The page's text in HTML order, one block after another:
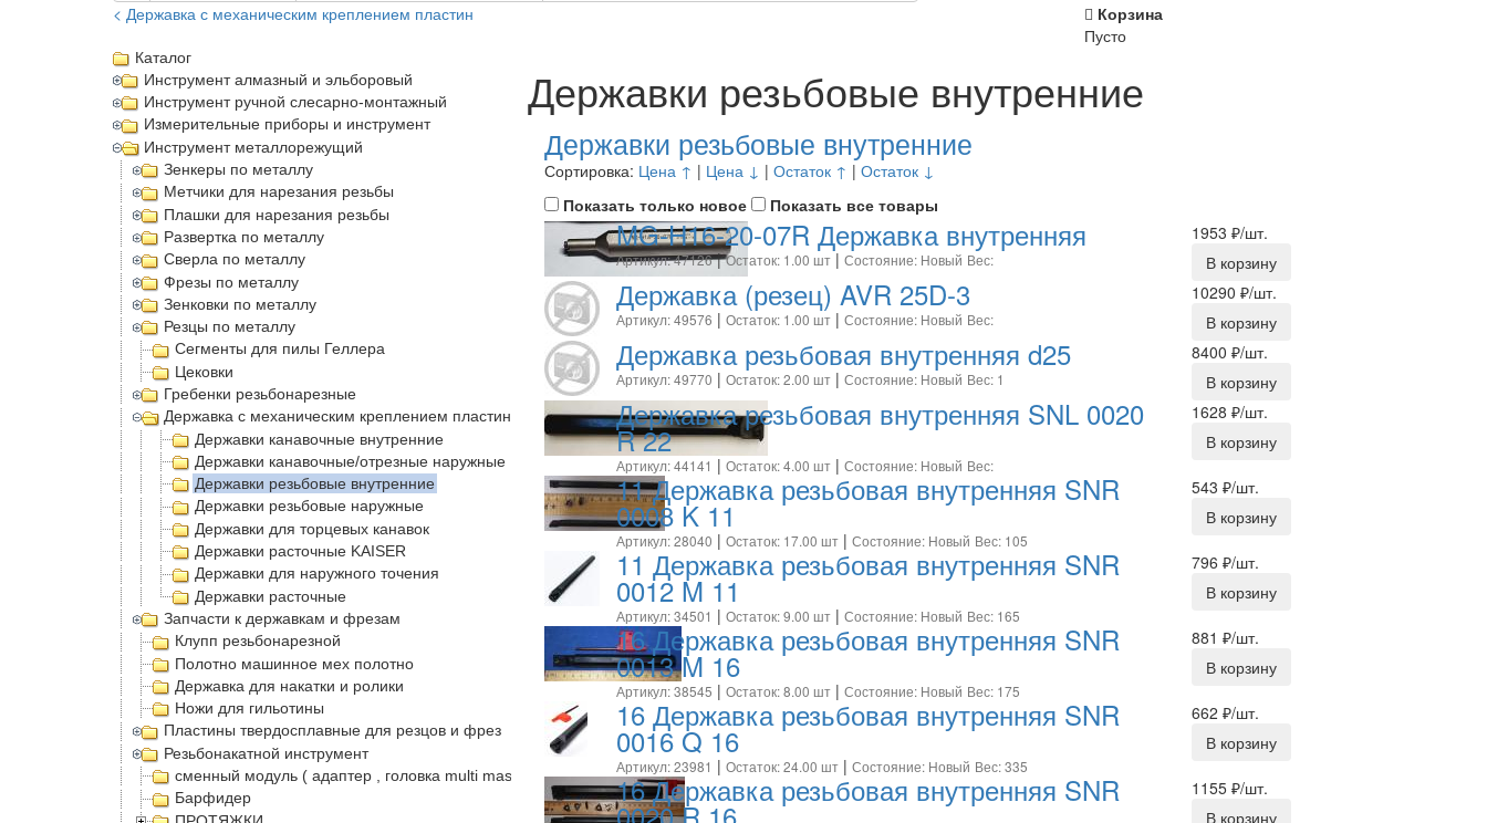
< Державка с механическим креплением пластин
Корзина
Пусто
Каталог
Инструмент алмазный и эльборовый
Инструмент ручной слесарно-монтажный
Измерительные приборы и инструмент
Инструмент металлорежущий
Зенкеры по металлу
Метчики для нарезания резьбы
Плашки для нарезания резьбы
Развертка по металлу
Сверла по металлу
Фрезы по металлу
Зенковки по металлу
Резцы по металлу
Сегменты для пилы Геллера
Цековки
Гребенки резьбонарезные
Державка с механическим креплением пластин
Державки канавочные внутренние
Державки канавочные/отрезные наружные
Державки резьбовые внутренние
Державки резьбовые наружные
Державки для торцевых канавок
Державки расточные KAISER
Державки для наружного точения
Державки расточные
Запчасти к державкам и фрезам
Клупп резьбонарезной
Полотно машинное мех полотно
Державка для накатки и ролики
Ножи для гильотины
Пластины твердосплавные для резцов и фрез
Резьбонакатной инструмент
сменный модуль ( адаптер , головка multi master )
Барфидер
Державки резьбовые внутренние
Державки резьбовые внутренние
Сортировка: Цена ↑ | Цена ↓ | Остаток ↑ | Остаток ↓
Показать только новое
Показать все товары
MG-H16-20-07R Державка внутренняя
Артикул: 47126|Остаток: 1.00 шт| Состояние: Новый Вес:
1953 ₽/шт.
В корзину
Державка (резец) AVR 25D-3
Артикул: 49576 | Остаток: 1.00 шт| Состояние: Новый Вес:
10290 ₽/шт.
В корзину
Державка резьбовая внутренняя d25
Артикул: 49770 | Остаток: 2.00 шт| Состояние: Новый Вес: 1
8400 ₽/шт.
В корзину
Державка резьбовая внутренняя SNL 0020
R 22
Артикул: 44141 | Остаток: 4.00 шт| Состояние: Новый Вес:
1628 ₽/шт.
В корзину
11 Державка резьбовая внутренняя SNR
0008 K 11
Артикул: 28040 | Остаток: 17.00 шт| Состояние: Новый Вес: 105
543 ₽/шт.
В корзину
11 Державка резьбовая внутренняя SNR
0012 M 11
Артикул: 34501 | Остаток: 9.00 шт| Состояние: Новый Вес: 165
796 ₽/шт.
В корзину
16 Державка резьбовая внутренняя SNR
0013 M 16
Артикул: 38545 | Остаток: 8.00 шт| Состояние: Новый Вес: 175
881 ₽/шт.
В корзину
16 Державка резьбовая внутренняя SNR
0016 Q 16
Артикул: 23981 | Остаток: 24.00 шт| Состояние: Новый Вес: 335
662 ₽/шт.
В корзину
16 Державка резьбовая внутренняя SNR 1155₽/шт.
В корзину